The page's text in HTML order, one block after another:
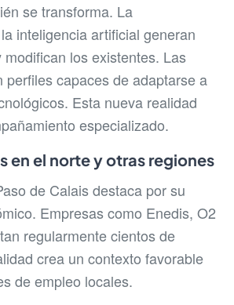
se transforma. La
inteligencia artificial generan
los existentes. Las
perfiles capaces de adaptarse a
Esta nueva realidad
especializado.
en el norte y otras regiones
de Calais destaca por su
Empresas como Enedis, O2
regularmente cientos de
crea un contexto favorable
de empleo locales.